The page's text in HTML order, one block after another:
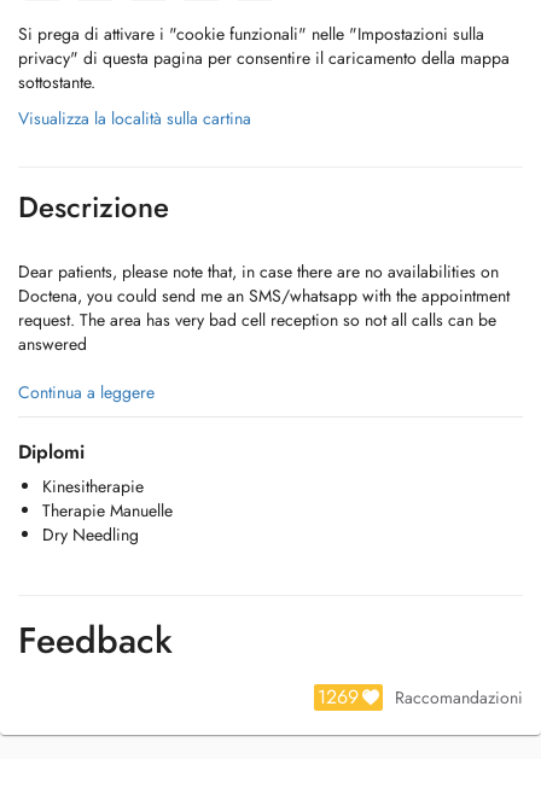
Si prega di attivare i "cookie funzionali" nelle "Impostazioni sulla
privacy" di questa pagina per consentire il caricamento della mappa
sottostante.
Visualizza la località sulla cartina
Descrizione
Dear patients, please note that, in case there are no availabilities on
Doctena, you could send me an SMS/whatsapp with the appointment
request. The area has very bad cell reception so not all calls can be
answered
Chers Patients, Au cas ou vous trouvez pas de disponibilité sur
Doctena, veuillez s.v.p m'envoyer un SMS pour l'heure souhaitée. Le
batiment a une mauvaise reception Gsm, donc privilégiez les
whatsapp/Imessage (iphone)
Liebe Patienten, bitte schicken sie mir eine SMS/Whatsapp wenn sie
nicht die gewunschte uhrzeit finden. Das gebaude hat schlechter handy
Continua a leggere
Diplomi
Kinesitherapie
Therapie Manuelle
Dry Needling
Feedback
1269 Raccomandazioni